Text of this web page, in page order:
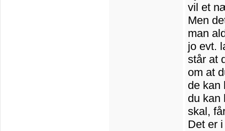
vil et
Men
man
jo evt.
står at
om at
de kan
du kan
skal,
Det er